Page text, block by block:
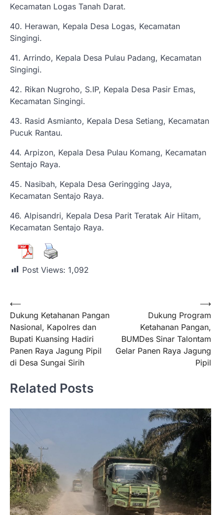
Kecamatan Logas Tanah Darat.
40. Herawan, Kepala Desa Logas, Kecamatan
Singingi.
41. Arrindo, Kepala Desa Pulau Padang, Kecamatan
Singingi.
42. Rikan Nugroho, S.IP, Kepala Desa Pasir Emas,
Kecamatan Singingi.
43. Rasid Asmianto, Kepala Desa Setiang, Kecamatan
Pucuk Rantau.
44. Arpizon, Kepala Desa Pulau Komang, Kecamatan
Sentajo Raya.
45. Nasibah, Kepala Desa Geringging Jaya,
Kecamatan Sentajo Raya.
46. Alpisandri, Kepala Desa Parit Teratak Air Hitam,
Kecamatan Sentajo Raya.
Post Views: 1,092
⟵
Dukung Ketahanan Pangan
Nasional, Kapolres dan
Bupati Kuansing Hadiri
Panen Raya Jagung Pipil
di Desa Sungai Sirih
Dukung Program
Ketahanan Pangan,
BUMDes Sinar Talontam
Gelar Panen Raya Jagung
Pipil
⟶
Related Posts